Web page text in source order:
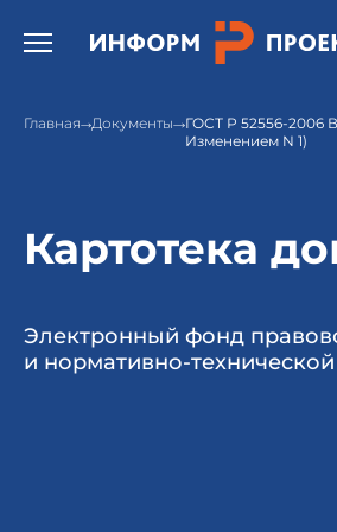
Открыть бургер меню.
Главная Документы
ГОСТ Р 52556-2006
Изменением N 1)
Картотека
Электронный фонд
и нормативно-